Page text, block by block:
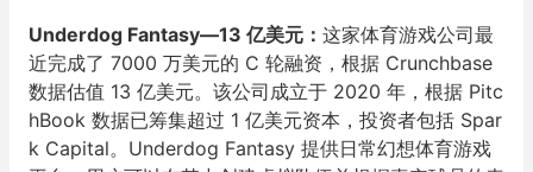
Underdog Fantasy—13 亿美元： 这家体育游戏公司最
近完成了 7000 万美元的 C 轮融资，根据 Crunchbase
数据估值 13 亿美元。该公司成立于 2020 年，根据 Pitc
hBook 数据已筹集超过 1 亿美元资本，投资者包括 Spar
k Capital。Underdog Fantasy 提供日常幻想体育游戏